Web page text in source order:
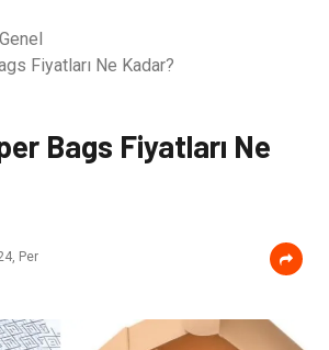
Genel
Fiyatları Ne Kadar?
Bags Fiyatları Ne
Per